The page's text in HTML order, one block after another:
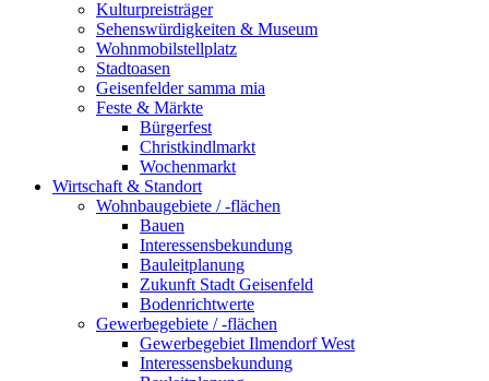
Kulturpreisträger
Sehenswürdigkeiten & Museum
Wohnmobilstellplatz
Stadtoasen
Geisenfelder samma mia
Feste & Märkte
Bürgerfest
Christkindlmarkt
Wochenmarkt
Wirtschaft & Standort
Wohnbaugebiete / -flächen
Bauen
Interessensbekundung
Bauleitplanung
Zukunft Stadt Geisenfeld
Bodenrichtwerte
Gewerbegebiete / -flächen
Gewerbegebiet Ilmendorf West
Interessensbekundung